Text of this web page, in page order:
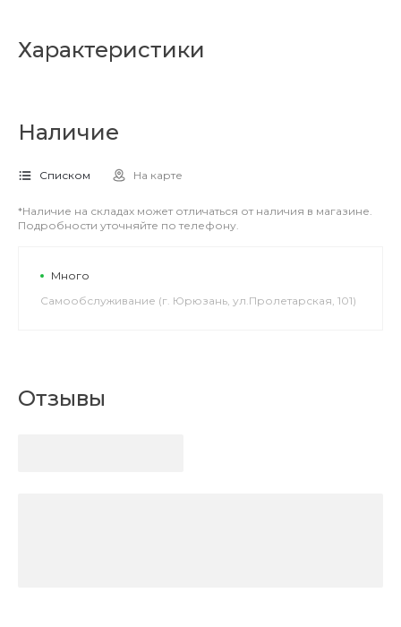
Характеристики
Наличие
Списком На карте
*Наличие на складах может отличаться от наличия в магазине.
Подробности уточняйте по телефону.
Много
Самообслуживание (г. Юрюзань, ул.Пролетарская, 101)
Отзывы